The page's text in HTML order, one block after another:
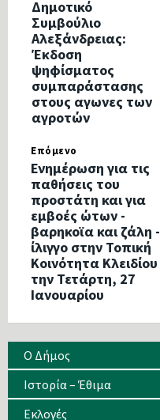
Δημοτικό
Συμβούλιο
Αλεξάνδρειας:
Έκδοση
ψηφίσματος
συμπαράστασης
στους αγωνες των
αγροτών
Επόμενο
Ενημέρωση για τις
παθήσεις του
προστάτη και για
εμβοές ώτων -
βαρηκοϊα και ζάλη -
ίλιγγο στην Τοπική
Κοινότητα Κλειδίου
την Τετάρτη, 27
Ιανουαρίου
Ο Δήμος
Ιστορία – Έθιμα
Eκλογές